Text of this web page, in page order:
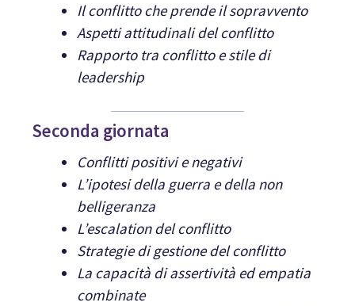
Il conflitto che prende il sopravvento
Aspetti attitudinali del conflitto
Rapporto tra conflitto e stile di
leadership
Seconda giornata
Conflitti positivi e negativi
L’ipotesi della guerra e della non
belligeranza
L’escalation del conflitto
Strategie di gestione del conflitto
La capacità di assertività ed empatia
combinate